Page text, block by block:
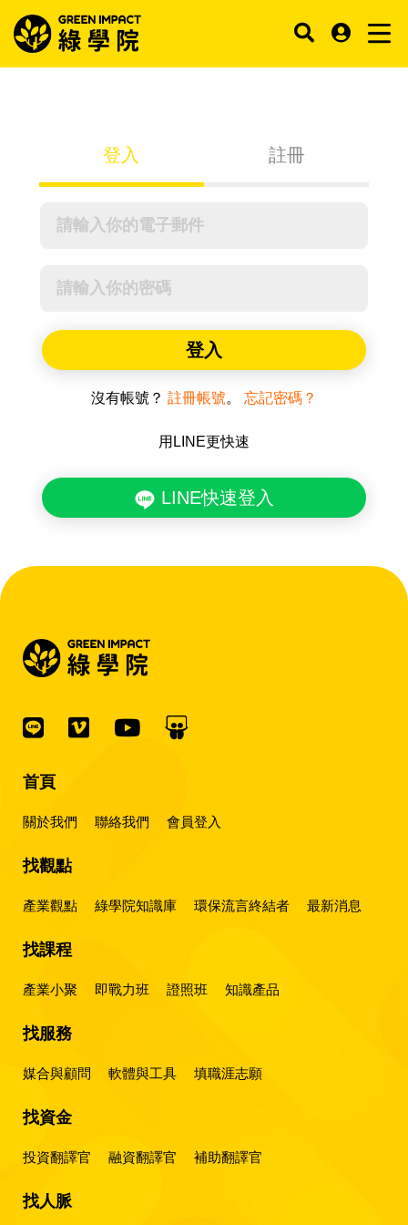
登入 註冊
登入
沒有帳號？ 註冊帳號。 忘記密碼？
用LINE更快速
LINE快速登入
首頁
關於我們 聯絡我們 會員登入
找觀點
產業觀點 綠學院知識庫 環保流言終結者 最新消息
找課程
產業小聚 即戰力班 證照班 知識產品
找服務
媒合與顧問 軟體與工具 填職涯志願
找資金
投資翻譯官 融資翻譯官 補助翻譯官
找人脈